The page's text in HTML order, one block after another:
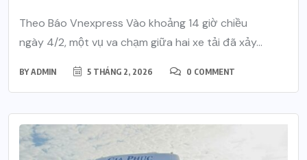
Theo Báo Vnexpress Vào khoảng 14 giờ chiều
ngày 4/2, một vụ va chạm giữa hai xe tải đã xảy...
BYADMIN 5 THÁNG 2, 2026 0 COMMENT